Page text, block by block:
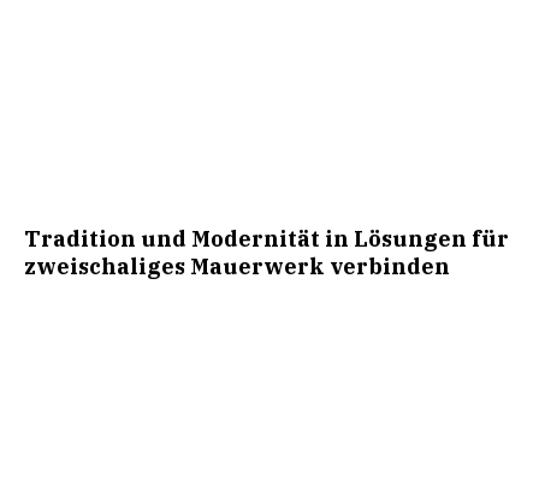
Tradition und Modernität in Lösungen für
zweischaliges Mauerwerk verbinden